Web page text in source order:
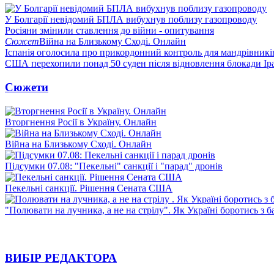
У Болгарії невідомий БПЛА вибухнув поблизу газопроводу
Росіяни змінили ставлення до війни - опитування
СюжетВійна на Близькому Сході. Онлайн
Іспанія оголосила про прикордонний контроль для мандрівників
США перехопили понад 50 суден після відновлення блокади
Сюжети
Вторгнення Росії в Україну. Онлайн
Війна на Близькому Сході. Онлайн
Підсумки 07.08: "Пекельні" санкції і "парад" дронів
Пекельні санкції. Рішення Сената США
"Полювати на лучника, а не на стрілу". Як Україні боротись з
ВИБІР РЕДАКТОРА